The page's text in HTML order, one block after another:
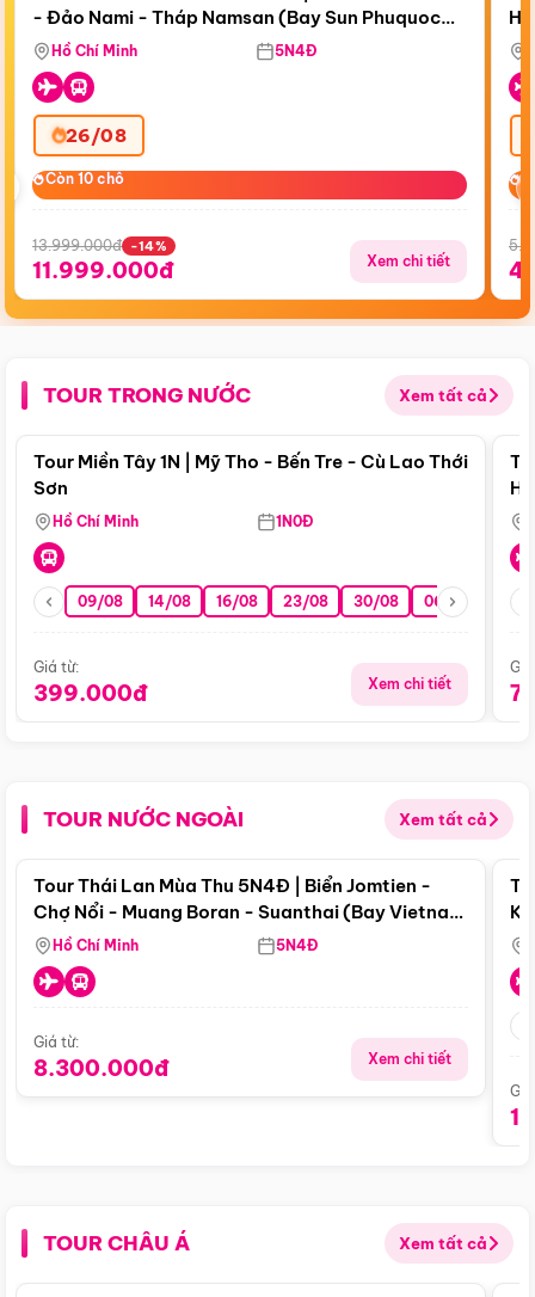
Bay Sun Phuquoc Airways
- Đảo Nami - Tháp Namsan (Bay Sun Phuquoc
Airways)
Hồ Chí Minh 5N4Đ
26/08
Còn 10 chỗ
Còn 10 chỗ
13.999.000đ -14%
11.999.000đ Xem chi tiết
TOUR TRONG NƯỚC Xem tất cả
Điểm nổi bật
Tour Miền Tây 1N | Mỹ Tho - Bến Tre - Cù Lao Thới
Sơn
Hồ Chí Minh 1N0Đ
09/08 14/08 16/08 23/08 30/08 06/09 13/09
Giá từ:
399.000đ Xem chi tiết
TOUR NƯỚC NGOÀI Xem tất cả
Điểm nổi bật
Tour Thái Lan Mùa Thu 5N4Đ | Biển Jomtien -
Chợ Nổi - Muang Boran - Suanthai (Bay Vietnam
Airlines)
Hồ Chí Minh 5N4Đ
Giá từ:
8.300.000đ Xem chi tiết
TOUR CHÂU Á Xem tất cả
Điểm nổi bật